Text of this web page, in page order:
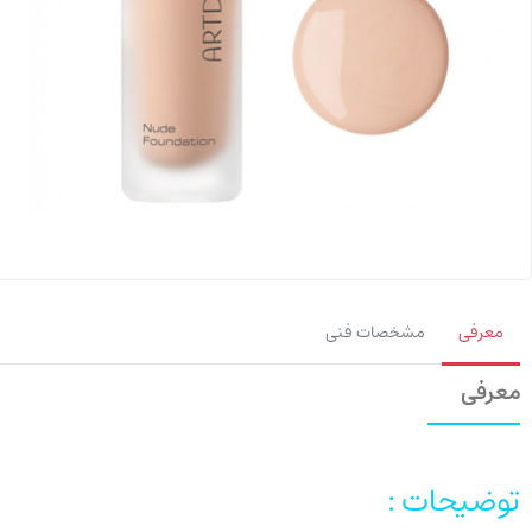
معرفی مشخصات فنی
معرفی
توضیحات :